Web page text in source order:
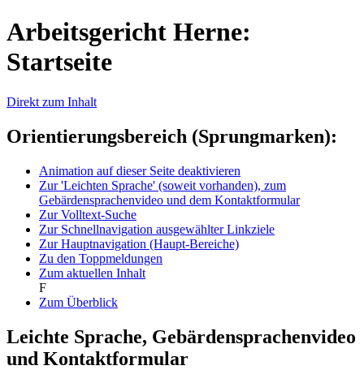
Arbeitsgericht Herne:
Startseite
Direkt zum Inhalt
Orientierungsbereich (Sprungmarken):
Animation auf dieser Seite deaktivieren
Zur 'Leichten Sprache' (soweit vorhanden), zum
Gebärdensprachenvideo und dem Kontaktformular
Zur Volltext-Suche
Zur Schnellnavigation ausgewählter Linkziele
Zur Hauptnavigation (Haupt-Bereiche)
Zu den Toppmeldungen
Zum aktuellen Inhalt
F
Zum Überblick
Leichte Sprache, Gebärdensprachenvideo
und Kontaktformular